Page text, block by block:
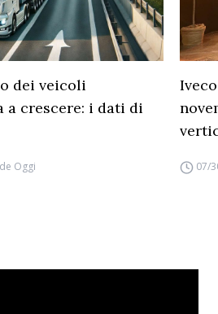
dei veicoli
a crescere: i dati di
Oggi 07/